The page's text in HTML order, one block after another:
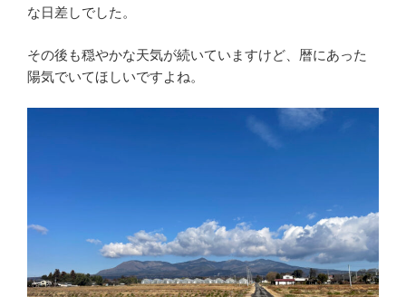
な日差しでした。
その後も穏やかな天気が続いていますけど、暦にあった
陽気でいてほしいですよね。